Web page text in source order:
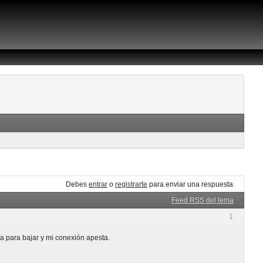
Debes entrar o registrarte para enviar una respuesta
Feed RSS del tema
1
para bajar y mi conexión apesta.